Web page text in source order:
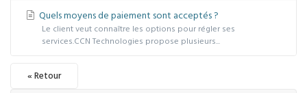
Quels moyens de paiement sont acceptés ?
Le client veut connaître les options pour régler ses
services.CCN Technologies propose plusieurs...
« Retour